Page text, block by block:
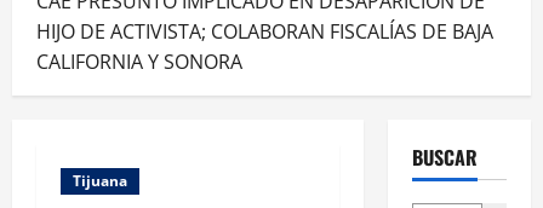
HIJO DE ACTIVISTA; COLABORAN FISCALÍAS DE BAJA
CALIFORNIA Y SONORA
Tijuana
BUSCAR